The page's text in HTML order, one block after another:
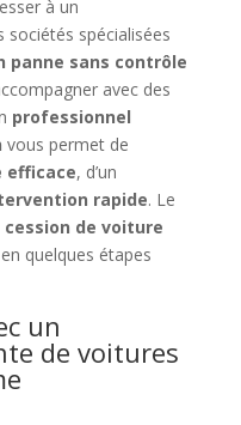
à un
sociétés spécialisées
panne sans contrôle
avec des
professionnel
vous permet de
efficace, d’un
rapide. Le
de voiture
quelques étapes
un
de voitures